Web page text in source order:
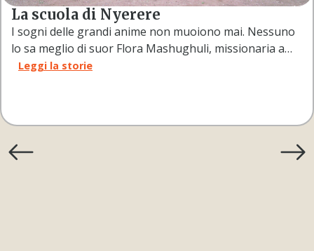
La scuola di Nyerere
I sogni delle grandi anime non muoiono mai. Nessuno
lo sa meglio di suor Flora Mashughuli, missionaria a…
Leggi la storie